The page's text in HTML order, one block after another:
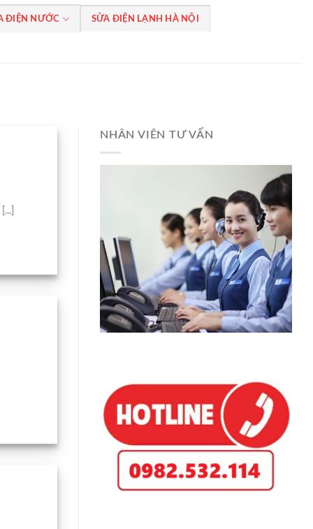
ĐIỆN NƯỚC SỬA ĐIỆN LẠNH HÀ NỘI
NHÂN VIÊN TƯ VẤN